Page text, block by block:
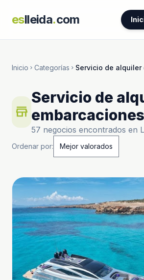
eslleida.com
Inicio chevron_right Categorías chevron_right Servicio de
store
Servicio de
embarcaciones
57 negocios encontrados en
Ordenar por: